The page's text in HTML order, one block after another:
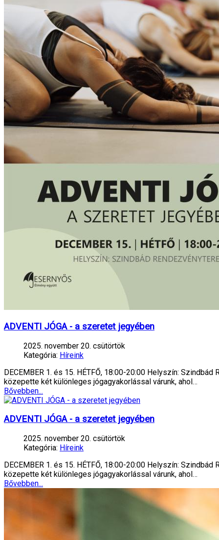
ADVENTI JÓGA - a szeretet jegyében
2025. november 20. csütörtök
Kategória: Híreink
DECEMBER 1. és 15. HÉTFŐ, 18:00-20:00 Helyszín:
közepette két különleges jógagyakorlással várunk, ahol…
Bővebben...
ADVENTI JÓGA - a szeretet jegyében
2025. november 20. csütörtök
Kategória: Híreink
DECEMBER 1. és 15. HÉTFŐ, 18:00-20:00 Helyszín:
közepette két különleges jógagyakorlással várunk, ahol…
Bővebben...